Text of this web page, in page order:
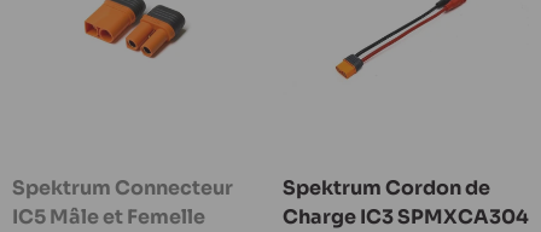
Spektrum Connecteur
IC5 Mâle et Femelle
Spektrum Cordon de
Charge IC3 SPMXCA304